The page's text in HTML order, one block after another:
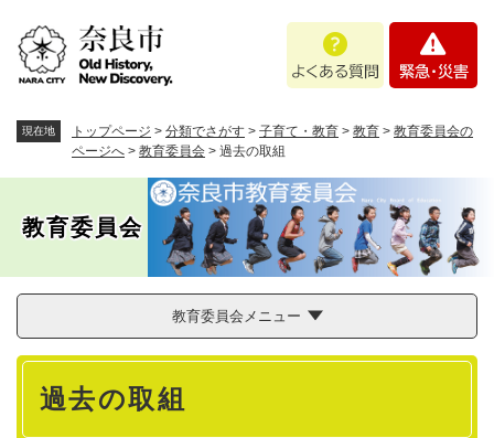
あ
問
・
現在地 トップページ > 分類でさがす > 子育て・教育 > 教育 > 教育委員会の
ページへ > 教育委員会 > 過去の取組
教育委員会
教育委員会メニュー
本
過去の取組